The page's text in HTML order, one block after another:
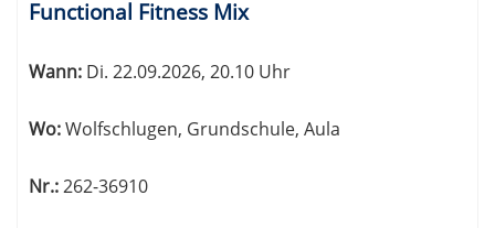
Functional Fitness Mix
Wann: Di. 22.09.2026, 20.10 Uhr
Wo:Wolfschlugen, Grundschule, Aula
Nr.:262-36910